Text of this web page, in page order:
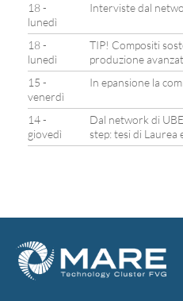
18 -
lunedì
Interviste dal
18 -
lunedì
TIP! Compositi
produzione
15 -
venerdì
In epansione la
14 -
giovedì
Dal network di
step: tesi di Laurea